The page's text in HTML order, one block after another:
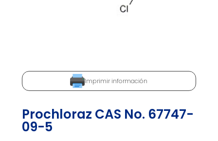
Imprimir información
Prochloraz CAS No. 67747-
09-5